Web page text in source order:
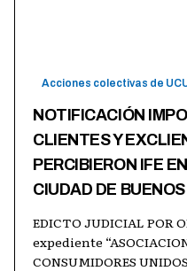
Acciones colectivas de
NOTIFICACIÓN
CLIENTES Y
PERCIBIERON IFE
CIUDAD DE
EDICTO JUDICIAL POR
expediente
CONSUMIDORES